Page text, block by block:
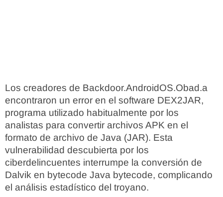
Los creadores de Backdoor.AndroidOS.Obad.a
encontraron un error en el software DEX2JAR,
programa utilizado habitualmente por los
analistas para convertir archivos APK en el
formato de archivo de Java (JAR). Esta
vulnerabilidad descubierta por los
ciberdelincuentes interrumpe la conversión de
Dalvik en bytecode Java bytecode, complicando
el análisis estadístico del troyano.